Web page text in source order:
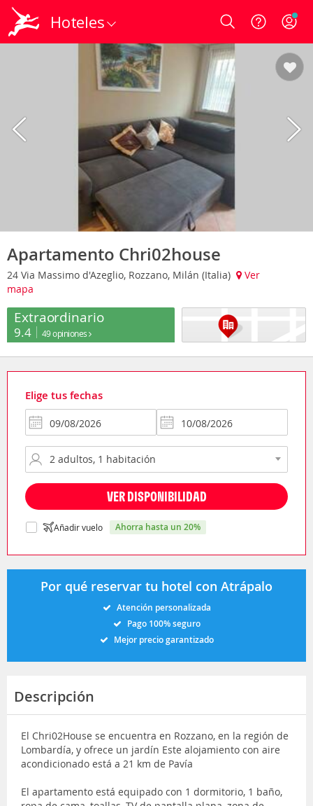
Hoteles Login
Apartamento Chri02house
24 Via Massimo d'Azeglio, Rozzano, Milán (Italia)
Ver
mapa
Extraordinario
9.4 49 opiniones
Elige tus fechas
VER DISPONIBILIDAD
Añadir vuelo ahorra hasta un 20%
Por qué reservar tu hotel con Atrápalo
Atención personalizada
Pago 100% seguro
Mejor precio garantizado
Descripción
El Chri02House se encuentra en Rozzano, en la región de
Lombardía, y ofrece un jardín Este alojamiento con aire
acondicionado está a 21 km de Pavía
El apartamento está equipado con 1 dormitorio, 1 baño,